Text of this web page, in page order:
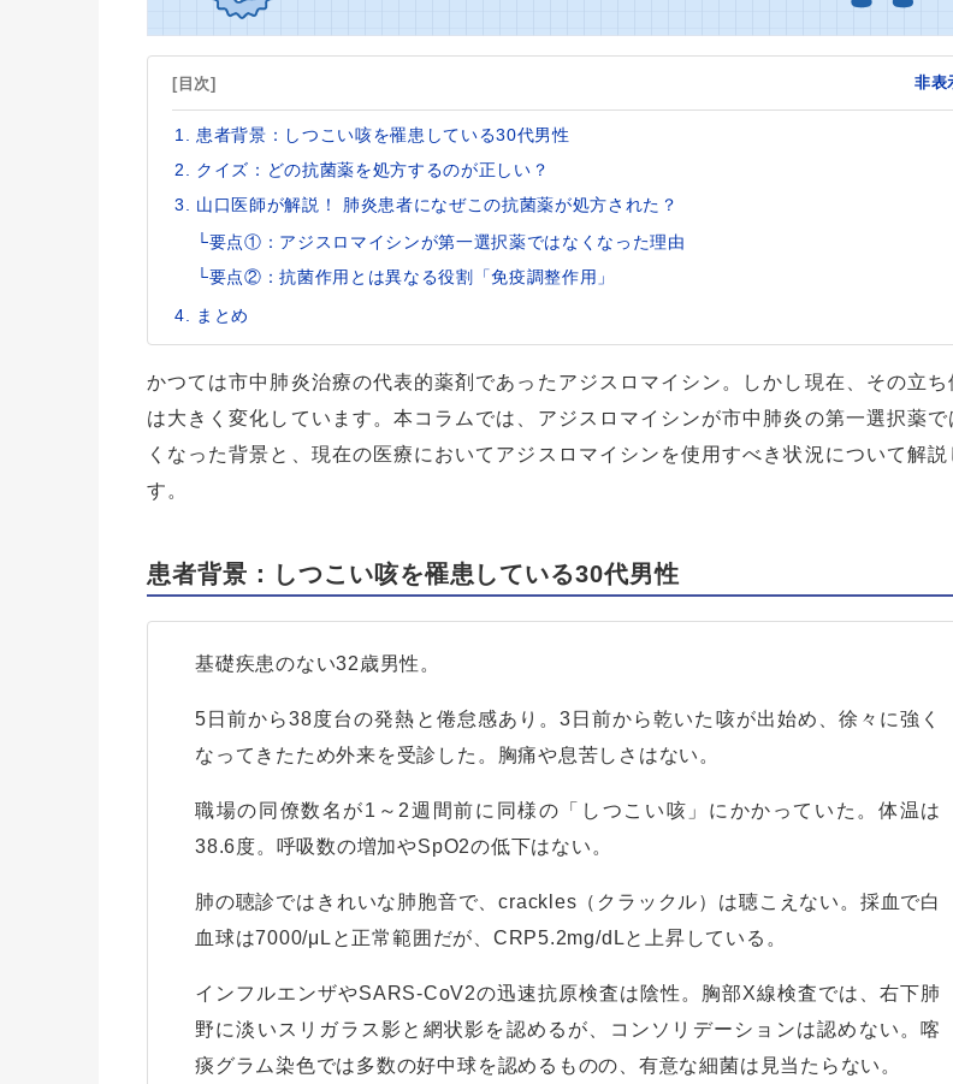
[目次] 非表
患者背景：しつこい咳を罹患している30代男性
クイズ：どの抗菌薬を処方するのが正しい？
山口医師が解説！ 肺炎患者になぜこの抗菌薬が処方された？
└要点①：アジスロマイシンが第一選択薬ではなくなった理由
└要点②：抗菌作用とは異なる役割「免疫調整作用」
まとめ
かつては市中肺炎治療の代表的薬剤であったアジスロマイシン。しかし現在、その立ち
は大きく変化しています。本コラムでは、アジスロマイシンが市中肺炎の第一選択薬で
くなった背景と、現在の医療においてアジスロマイシンを使用すべき状況について解説
す。
患者背景：しつこい咳を罹患している30代男性
基礎疾患のない32歳男性。
5日前から38度台の発熱と倦怠感あり。3日前から乾いた咳が出始め、徐々に強く
なってきたため外来を受診した。胸痛や息苦しさはない。
職場の同僚数名が1～2週間前に同様の「しつこい咳」にかかっていた。体温は
38.6度。呼吸数の増加やSpO2の低下はない。
肺の聴診ではきれいな肺胞音で、crackles（クラックル）は聴こえない。採血で白
血球は7000/μLと正常範囲だが、CRP5.2mg/dLと上昇している。
インフルエンザやSARS-CoV2の迅速抗原検査は陰性。胸部X線検査では、右下肺
野に淡いスリガラス影と網状影を認めるが、コンソリデーションは認めない。喀
痰グラム染色では多数の好中球を認めるものの、有意な細菌は見当たらない。